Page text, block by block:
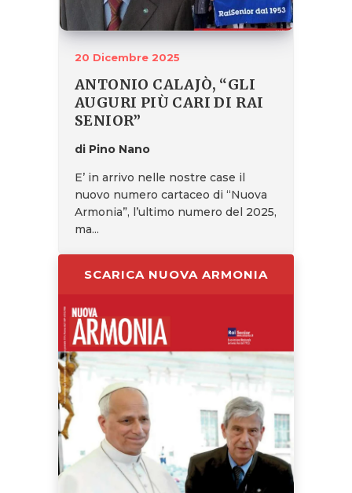
20 Dicembre 2025
ANTONIO CALAJÒ, “GLI
AUGURI PIÙ CARI DI RAI
SENIOR”
di Pino Nano
E’ in arrivo nelle nostre case il
nuovo numero cartaceo di “Nuova
Armonia”, l’ultimo numero del 2025,
ma...
SCARICA NUOVA ARMONIA